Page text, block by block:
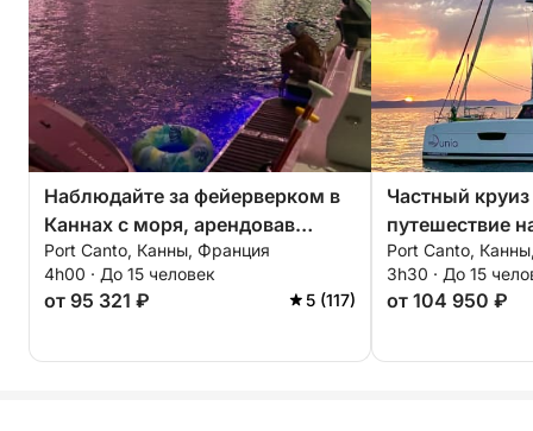
Наблюдайте за фейерверком в
Каннах с моря, арендовав
частную лодку.
Port Canto, Канны, Франция
4h00 · До 15 человек
от 95 321 ₽ 5 (117)
Частный круиз
путешествие
между морем
Port Canto,
3h30 · До 15
от 104 950 ₽